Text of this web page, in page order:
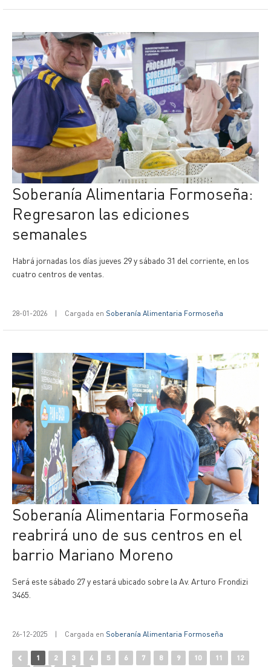
Soberanía Alimentaria Formoseña:
Regresaron las ediciones
semanales
Habrá jornadas los días jueves 29 y sábado 31 del corriente, en los
cuatro centros de ventas.
28-01-2026 | Cargada en Soberanía Alimentaria Formoseña
Soberanía Alimentaria Formoseña
reabrirá uno de sus centros en el
barrio Mariano Moreno
Será este sábado 27 y estará ubicado sobre la Av. Arturo Frondizi
3465.
26-12-2025 | Cargada en Soberanía Alimentaria Formoseña
1 2 3 4 5 6 7 8 9 10 11
12